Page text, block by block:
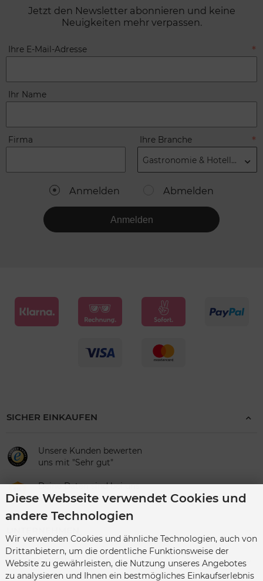
Jetzt den Newsletter abonnieren und keine
Neuigkeiten mehr verpassen.
Ihre E-Mail-Adresse
Ihr Name
Firma Ihre Branche
Gastronomie & Hotellerie
Anmelden Abmelden
Anmelden
SICHER EINKAUFEN
Unsere Kunden bewerten
uns mit "Sehr gut"
Deine Daten sind bei uns
sicher
KATEGORIEN
Diese Webseite verwendet Cookies und
andere Technologien
Wir verwenden Cookies und ähnliche Technologien, auch von
Drittanbietern, um die ordentliche Funktionsweise der
Website zu gewährleisten, die Nutzung unseres Angebotes
zu analysieren und Ihnen ein bestmögliches Einkaufserlebnis